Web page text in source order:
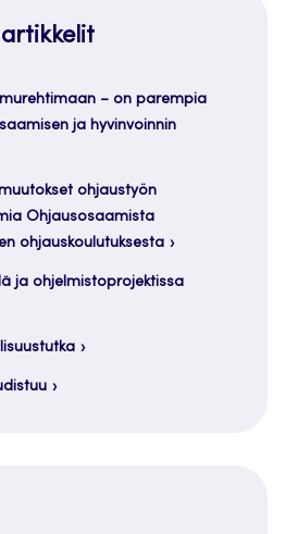
– on parempia
ja hyvinvoinnin
ohjaustyön
Ohjausosaamista
ohjauskoulutuksesta
ja ohjelmistoprojektissa